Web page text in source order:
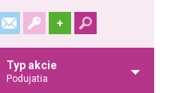
+
Typ akcie
Podujatia